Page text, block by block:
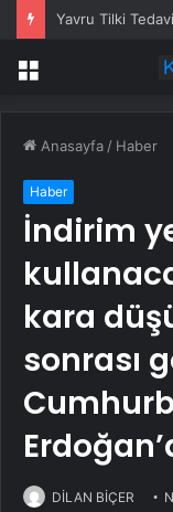
Yavru Tilki
Menü
Anasayfa / Haber
Haber
İndirim
kara
sonrası
DİLAN BİÇER